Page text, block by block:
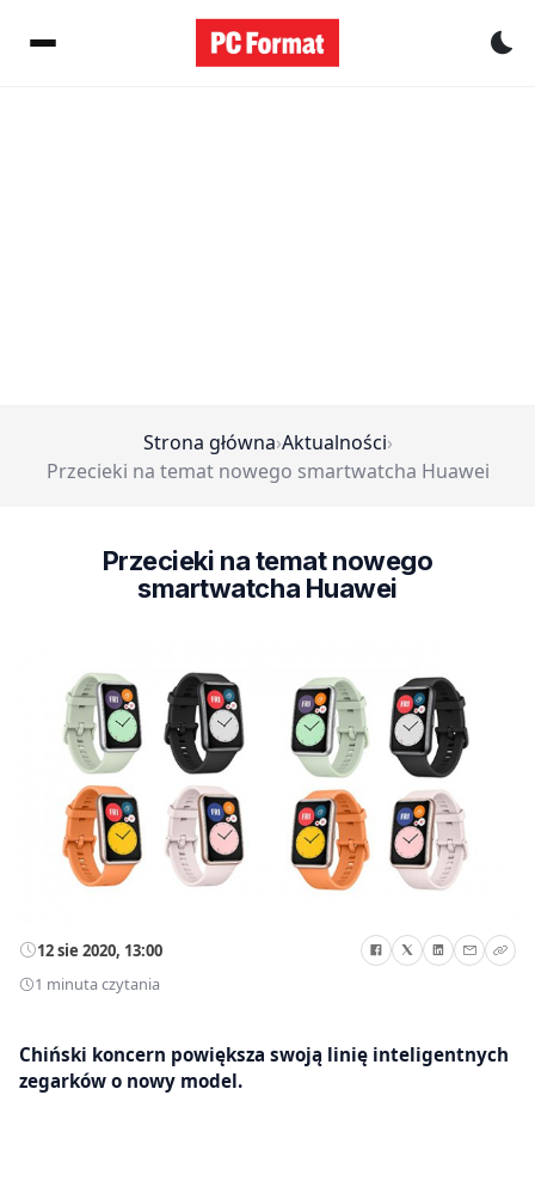
Strona główna›Aktualności›
Przecieki na temat nowego smartwatcha Huawei
Przecieki na temat nowego
smartwatcha Huawei
12 sie 2020, 13:00
1 minuta czytania
Chiński koncern powiększa swoją linię inteligentnych
zegarków o nowy model.